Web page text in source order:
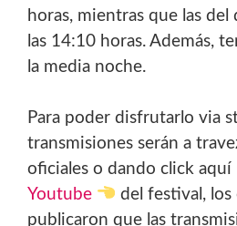
horas, mientras que las del
las 14:10 horas. Además,
la media noche.
Para poder disfrutarlo via
transmisiones serán a
oficiales o dando click aquí
Youtube
del festival, los
publicaron que las